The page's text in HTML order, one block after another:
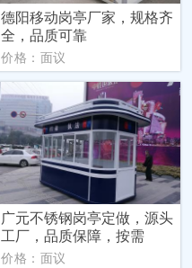
德阳移动岗亭厂家，规格齐
全，品质可靠
价格：面议
广元不锈钢岗亭定做，源头
工厂，品质保障，按需
价格：面议